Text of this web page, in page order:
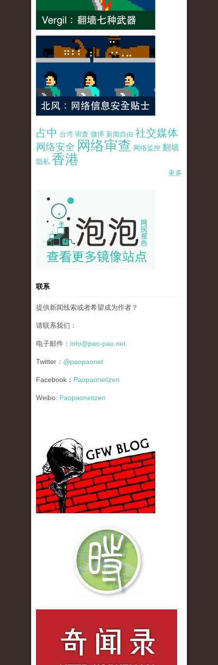
占中 台湾 审查 微博 新闻自由 社交媒体
网络安全 网络审查 网络监控 翻墙
隐私 香港
更多
pao-pao-banner-mirror-site-120814.jpg
联系
提供新闻线索或者希望成为作者？
请联系我们：
电子邮件： info@pao-pao.net
Twitter： @paopaonet
Facebook： Paopaonetizen
Weibo: Paopaonetizen
gfw_blog_small.jpg